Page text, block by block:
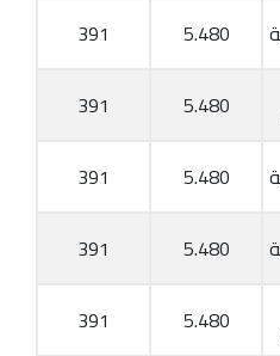
5.480
391
5.480
391
5.480
391
5.480
391
5.480
391